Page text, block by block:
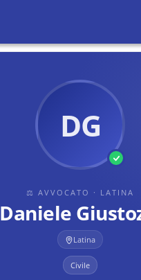
DG
⚖ AVVOCATO · LATINA
Daniele
Latina
Civile